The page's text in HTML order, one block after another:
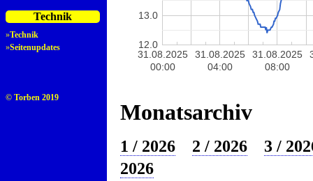
Technik
»Technik
»Seitenupdates
© Torben 2019
31.08.2025
00:00
31.08.2025
04:00
31.08.2025
08:00
12.0
13.0
Monatsarchiv
1 / 2026 2 / 2026
3 /
2026